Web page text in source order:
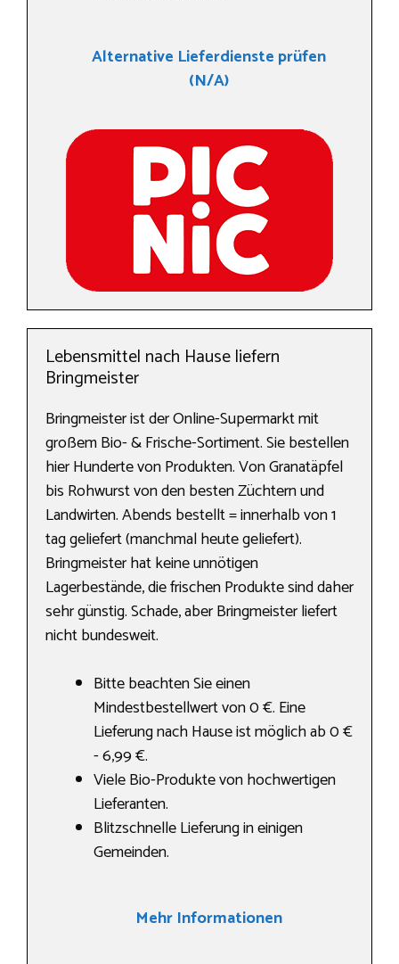
Alternative Lieferdienste prüfen
(N/A)
Lebensmittel nach Hause liefern
Bringmeister
Bringmeister ist der Online-Supermarkt mit
großem Bio- & Frische-Sortiment. Sie bestellen
hier Hunderte von Produkten. Von Granatäpfel
bis Rohwurst von den besten Züchtern und
Landwirten. Abends bestellt = innerhalb von 1
tag geliefert (manchmal heute geliefert).
Bringmeister hat keine unnötigen
Lagerbestände, die frischen Produkte sind daher
sehr günstig. Schade, aber Bringmeister liefert
nicht bundesweit.
Bitte beachten Sie einen
Mindestbestellwert von 0 €. Eine
Lieferung nach Hause ist möglich ab 0 €
- 6,99 €.
Viele Bio-Produkte von hochwertigen
Lieferanten.
Blitzschnelle Lieferung in einigen
Gemeinden.
Mehr Informationen